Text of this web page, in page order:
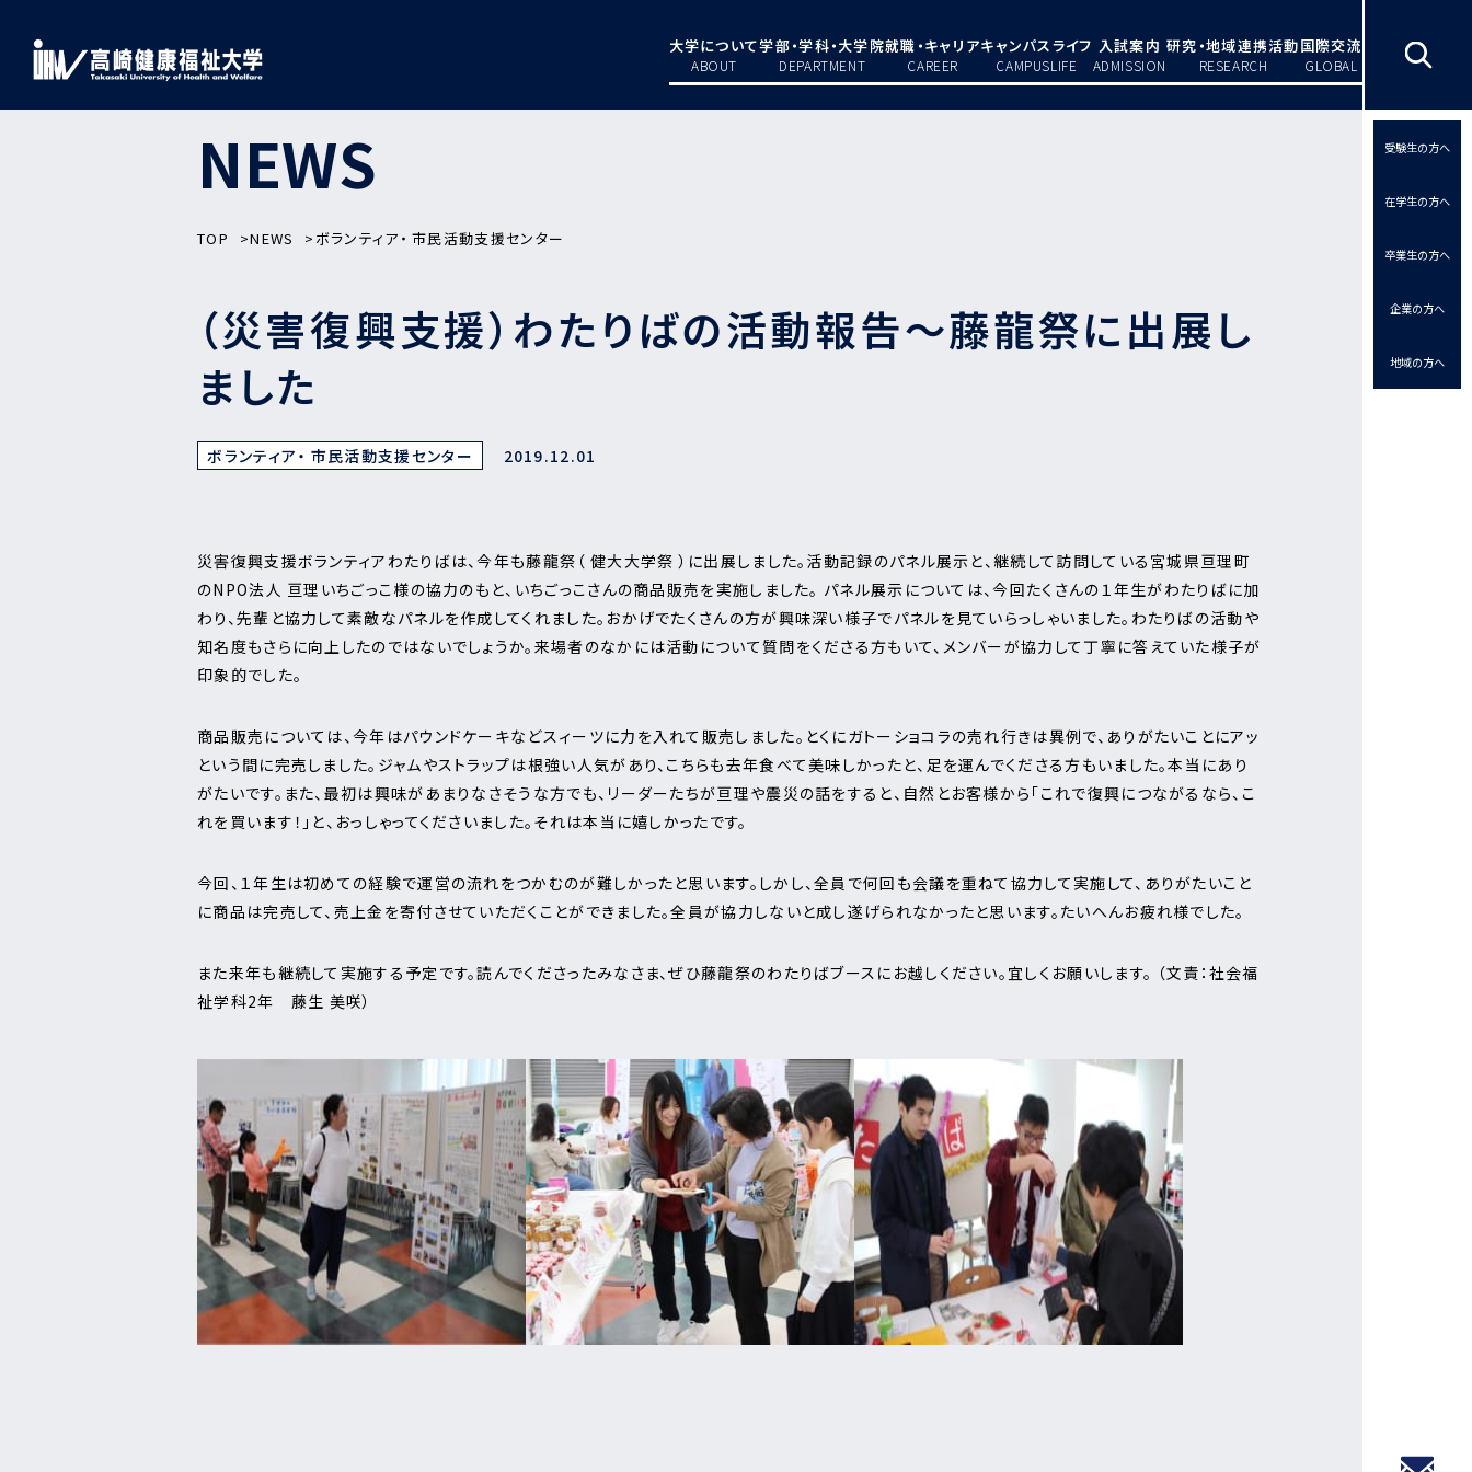
大学について
ABOUT
学部・学科・大学院
DEPARTMENT
就職・キャリア
CAREER
キャンパスライフ
CAMPUSLIFE
入試案内
ADMISSION
研究・地域連携活動
RESEARCH
国際交流
GLOBAL
受験生の方へ
在学生の方へ
卒業生の方へ
企業の方へ
地域の方へ
NEWS
TOP NEWS ボランティア・ 市民活動支援センター
（災害復興支援）わたりばの活動報告～藤龍祭に出展し
ました
ボランティア・ 市民活動支援センター 2019.12.01
災害復興支援ボランティアわたりばは、今年も藤龍祭（ 健大大学祭 ）に出展しました。活動記録のパネル展示と、継続して訪問している宮城県亘理町
のNPO法人 亘理いちごっこ様の協力のもと、いちごっこさんの商品販売を実施しました。 パネル展示については、今回たくさんの１年生がわたりばに加
わり、先輩と協力して素敵なパネルを作成してくれました。おかげでたくさんの方が興味深い様子でパネルを見ていらっしゃいました。わたりばの活動や
知名度もさらに向上したのではないでしょうか。来場者のなかには活動について質問をくださる方もいて、メンバーが協力して丁寧に答えていた様子が
印象的でした。
商品販売については、今年はパウンドケーキなどスィーツに力を入れて販売しました。とくにガトーショコラの売れ行きは異例で、ありがたいことにアッ
という間に完売しました。ジャムやストラップは根強い人気があり、こちらも去年食べて美味しかったと、足を運んでくださる方もいました。本当にあり
がたいです。また、最初は興味があまりなさそうな方でも、リーダーたちが亘理や震災の話をすると、自然とお客様から「これで復興につながるなら、こ
れを買います！」と、おっしゃってくださいました。それは本当に嬉しかったです。
今回、１年生は初めての経験で運営の流れをつかむのが難しかったと思います。しかし、全員で何回も会議を重ねて協力して実施して、ありがたいこと
に商品は完売して、売上金を寄付させていただくことができました。全員が協力しないと成し遂げられなかったと思います。たいへんお疲れ様でした。
また来年も継続して実施する予定です。読んでくださったみなさま、ぜひ藤龍祭のわたりばブースにお越しください。宜しくお願いします。 （文責：社会福
祉学科2年 藤生 美咲）